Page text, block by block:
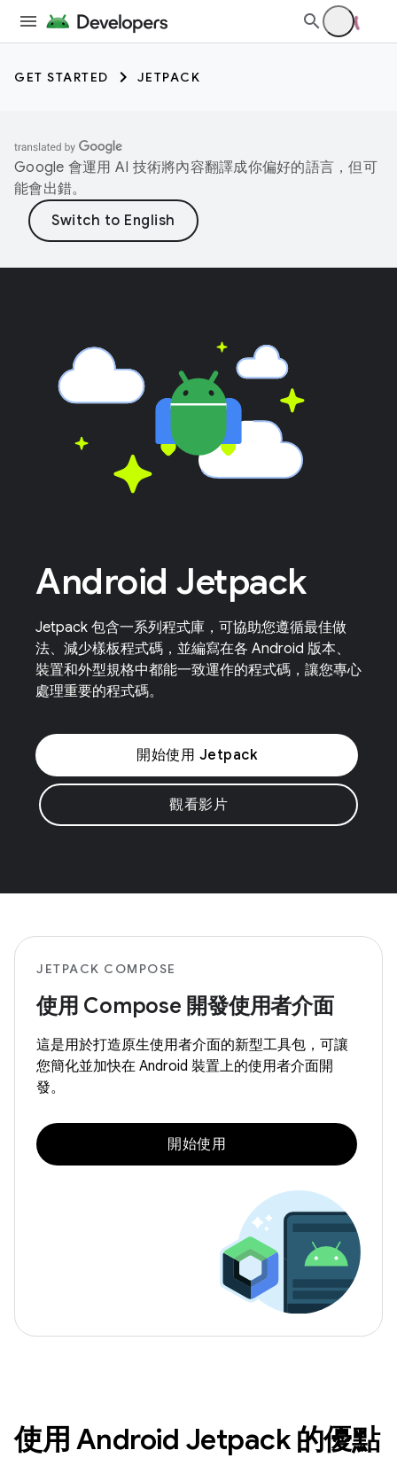
GET STARTED JETPACK
Google 會運用 AI 技術將內容翻譯成你偏好的語言，但可
能會出錯。
Android Jetpack
Jetpack 包含一系列程式庫，可協助您遵循最佳做
法、減少樣板程式碼，並編寫在各 Android 版本、
裝置和外型規格中都能一致運作的程式碼，讓您專心
處理重要的程式碼。
開始使用 Jetpack
觀看影片
JETPACK COMPOSE
使用 Compose 開發使用者介面
這是用於打造原生使用者介面的新型工具包，可讓
您簡化並加快在 Android 裝置上的使用者介面開
發。
開始使用
使用 Android Jetpack 的優點